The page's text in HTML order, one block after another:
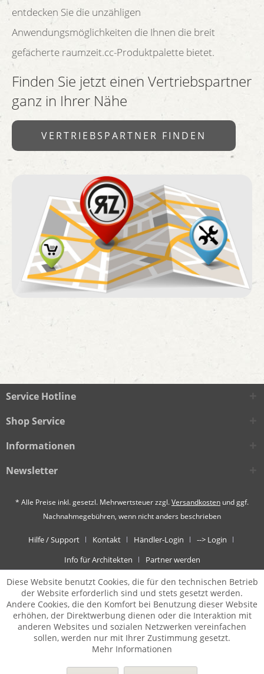
entdecken Sie die unzähligen
Anwendungsmöglichkeiten die Ihnen die breit
gefächerte raumzeit.cc-Produktpalette bietet.
Finden Sie jetzt einen Vertriebspartner
ganz in Ihrer Nähe
VERTRIEBSPARTNER FINDEN
Service Hotline
Shop Service
Informationen
Newsletter
* Alle Preise inkl. gesetzl. Mehrwertsteuer zzgl.Versandkosten und ggf.
Nachnahmegebühren, wenn nicht anders beschrieben
Hilfe / Support Kontakt Händler-Login
--> Login
Info für Architekten
Partner werden
Diese Website benutzt Cookies, die für den technischen Betrieb
der Website erforderlich sind und stets gesetzt werden.
Andere Cookies, die den Komfort bei Benutzung dieser Website
erhöhen, der Direktwerbung dienen oder die Interaktion mit
anderen Websites und sozialen Netzwerken vereinfachen
sollen, werden nur mit Ihrer Zustimmung gesetzt.
Mehr Informationen